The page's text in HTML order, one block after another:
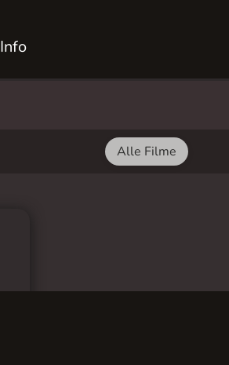
Info
Alle Filme